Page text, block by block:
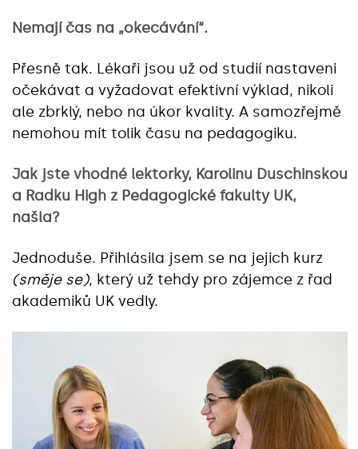
Nemají čas na „okecávání“.
Přesně tak. Lékaři jsou už od studií nastaveni
očekávat a vyžadovat efektivní výklad, nikoli
ale zbrklý, nebo na úkor kvality. A samozřejmě
nemohou mít tolik času na pedagogiku.
Jak jste vhodné lektorky, Karolinu Duschinskou
a Radku High z Pedagogické fakulty UK,
našla?
Jednoduše. Přihlásila jsem se na jejich kurz
(směje se), který už tehdy pro zájemce z řad
akademiků UK vedly.